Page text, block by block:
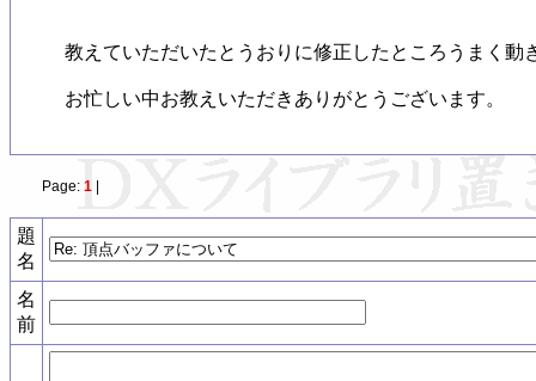
教えていただいたとうおりに修正したところうまく動
お忙しい中お教えいただきありがとうございます。
Page:1
題
名
名
前